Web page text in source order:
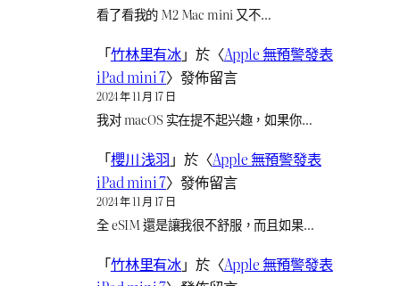
看了看我的 M2 Mac mini 又不…
「竹林里有冰」於〈Apple 無預警發表
iPad mini 7〉發佈留言
2024 年 11 月 17 日
我对 macOS 实在提不起兴趣，如果你…
「櫻川 浅羽 」於〈Apple 無預警發表
iPad mini 7〉發佈留言
2024 年 11 月 17 日
全 eSIM 還是讓我很不舒服，而且如果…
「竹林里有冰」於〈Apple 無預警發表